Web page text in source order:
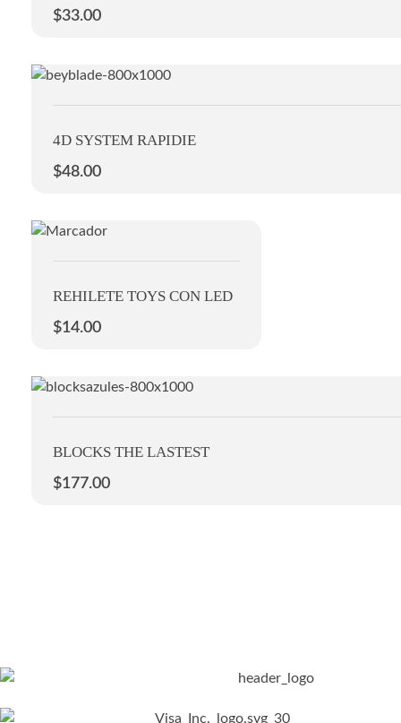
$33.00
4D SYSTEM RAPIDIE
$48.00
REHILETE TOYS CON LED
$14.00
BLOCKS THE LASTEST
$177.00